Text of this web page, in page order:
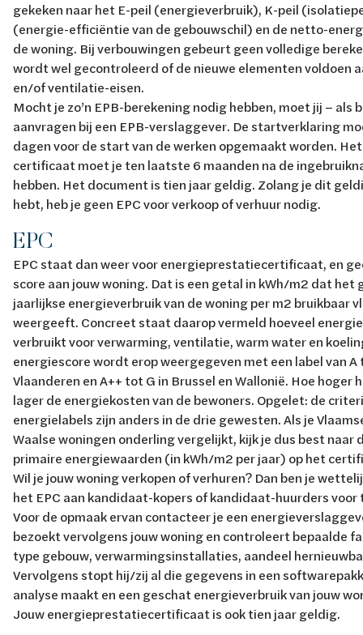
gekeken naar het E-peil (energieverbruik), K-peil
(energie-efficiëntie van de gebouwschil) en de netto-
de woning. Bij verbouwingen gebeurt geen volledige
wordt wel gecontroleerd of de nieuwe elementen voldoen
en/of ventilatie-eisen.
Mocht je zo’n EPB-berekening nodig hebben, moet jij – als
aanvragen bij een EPB-verslaggever. De startverklaring
dagen voor de start van de werken opgemaakt worden.
certificaat moet je ten laatste 6 maanden na de
hebben. Het document is tien jaar geldig. Zolang je dit
hebt, heb je geen EPC voor verkoop of verhuur nodig.
EPC
EPC staat dan weer voor energieprestatiecertificaat, en
score aan jouw woning. Dat is een getal in kWh/m2 dat het
jaarlijkse energieverbruik van de woning per m2 bruikbaar
weergeeft. Concreet staat daarop vermeld hoeveel
verbruikt voor verwarming, ventilatie, warm water en
energiescore wordt erop weergegeven met een label van A
Vlaanderen en A++ tot G in Brussel en Wallonië. Hoe hoger
lager de energiekosten van de bewoners. Opgelet: de
energielabels zijn anders in de drie gewesten. Als je
Waalse woningen onderling vergelijkt, kijk je dus best naar
primaire energiewaarden (in kWh/m2 per jaar) op het
Wil je jouw woning verkopen of verhuren? Dan ben je
het EPC aan kandidaat-kopers of kandidaat-huurders
Voor de opmaak ervan contacteer je een
bezoekt vervolgens jouw woning en controleert bepaalde
type gebouw, verwarmingsinstallaties, aandeel
Vervolgens stopt hij/zij al die gegevens in een
analyse maakt en een geschat energieverbruik van jouw
Jouw energieprestatiecertificaat is ook tien jaar geldig.